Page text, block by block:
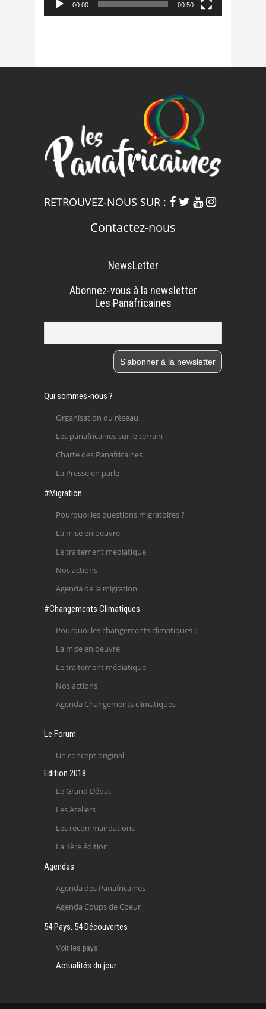
00:00 00:50
RETROUVEZ-NOUS SUR :
Contactez-nous
NewsLetter
Abonnez-vous à la newsletter
Les Panafricaines
Qui sommes-nous ?
Organisation du réseau
Les panafricaines sur le terrain
Charte des Panafricaines
La Presse en parle
#Migration
Pourquoi les questions migratoires ?
La mise en oeuvre
Le traitement médiatique
Nos actions
Agenda de la migration
#Changements Climatiques
Pourquoi les changements climatiques ?
La mise en oeuvre
Le traitement médiatique
Nos actions
Agenda Changements climatiques
Le Forum
Un concept original
Edition 2018
Le Grand Débat
Les Ateliers
Les recommandations
La 1ère édition
Agendas
Agenda des Panafricaines
Agenda Coups de Coeur
54 Pays, 54 Découvertes
Voir les pays
Actualités du jour